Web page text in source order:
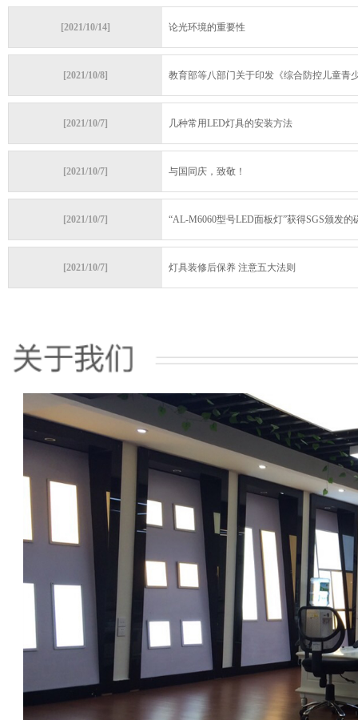
[2021/10/14] 论光环境的重要性
[2021/10/8] 教育部等八部门关于印发《综合防控儿童青
[2021/10/7] 几种常用LED灯具的安装方法
[2021/10/7] 与国同庆，致敬！
[2021/10/7] “AL-M6060型号LED面板灯”获得SGS颁发的
[2021/10/7] 灯具装修后保养 注意五大法则